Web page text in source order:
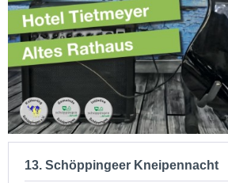
13. Schöppingeer Kneipennacht